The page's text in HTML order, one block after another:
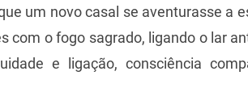
um novo casal se aventurasse a
com o fogo sagrado, ligando o lar
e ligação, consciência